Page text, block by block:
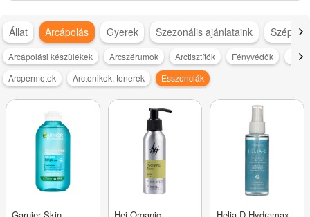
Állat Arcápolás Gyerek Szezonális ajánlataink
Arcápolási készülékek Arcszérumok Arctisztítók Fényvédők
Arcpermetek
Arctonikok, tonerek Esszenciák